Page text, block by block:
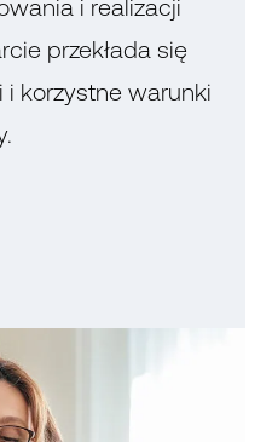
i realizacji
przekłada się
i korzystne warunki